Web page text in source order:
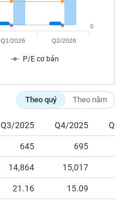
P/E cơ bản
0
Q1/2026 Q2/2026
Theo quý Theo năm
Q3/2025 Q4/2025
645 695
14,864 15,017
21.16 15.09